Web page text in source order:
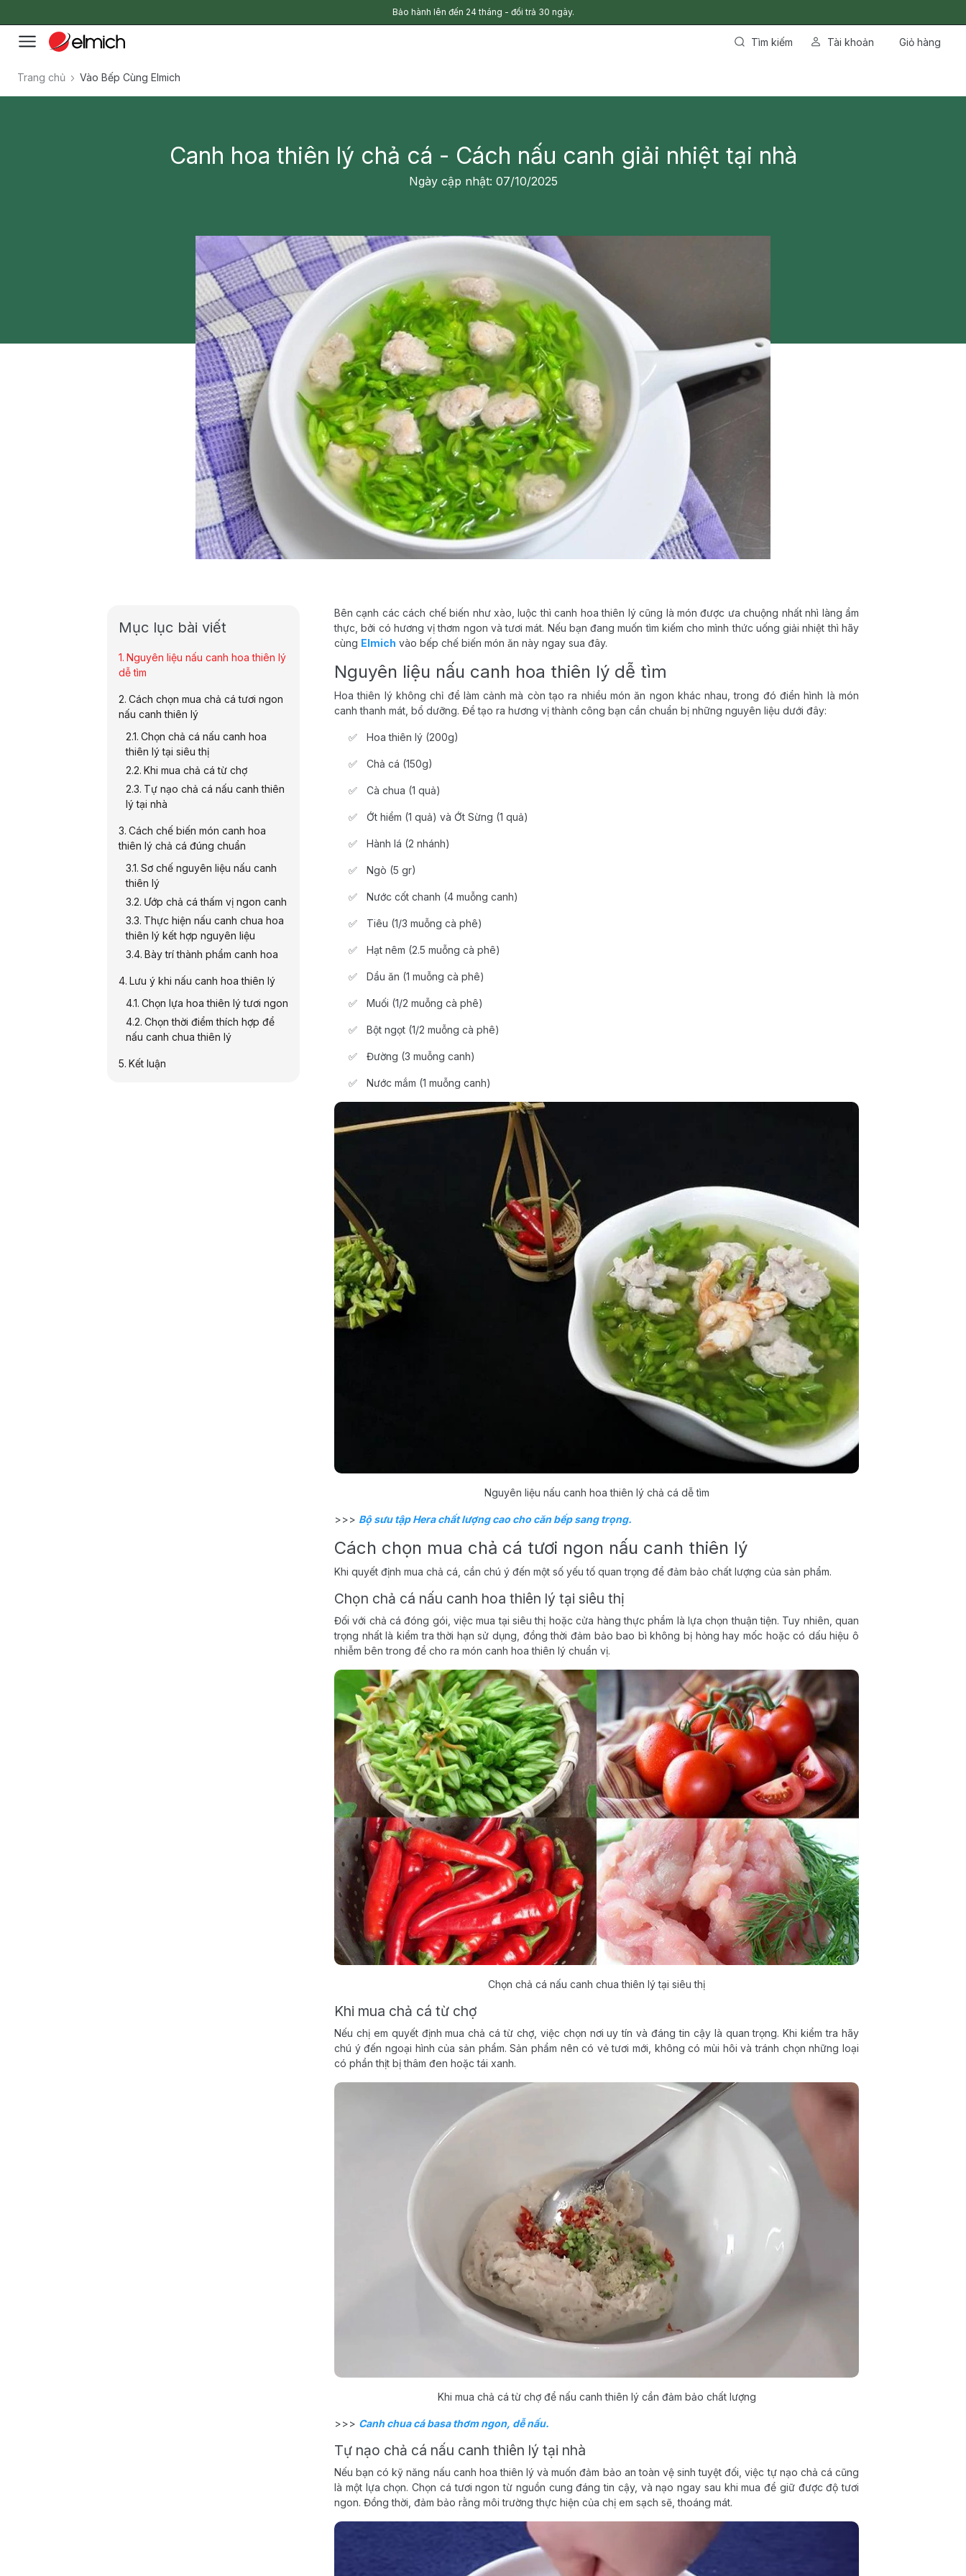
Bảo hành lên đến 24 tháng - đổi trả 30 ngày.
Tìm kiếm Tài khoản Giỏ hàng
Trang chủ Vào Bếp Cùng Elmich
Canh hoa thiên lý chả cá - Cách nấu canh giải nhiệt tại nhà
Ngày cập nhật: 07/10/2025
Bên cạnh các cách chế biến như xào, luộc thì canh hoa thiên lý cũng là món được ưa chuộng nhất nhì làng ẩm
thực, bởi có hương vị thơm ngon và tươi mát. Nếu bạn đang muốn tìm kiếm cho mình thức uống giải nhiệt thì hãy
cùng Elmich vào bếp chế biến món ăn này ngay sua đây.
Nguyên liệu nấu canh hoa thiên lý dễ tìm
Hoa thiên lý không chỉ để làm cảnh mà còn tạo ra nhiều món ăn ngon khác nhau, trong đó điển hình là món
canh thanh mát, bổ dưỡng. Để tạo ra hương vị thành công bạn cần chuẩn bị những nguyên liệu dưới đây:
Hoa thiên lý (200g)
Chả cá (150g)
Cà chua (1 quả)
Ớt hiểm (1 quả) và Ớt Sừng (1 quả)
Hành lá (2 nhánh)
Ngò (5 gr)
Nước cốt chanh (4 muỗng canh)
Tiêu (1/3 muỗng cà phê)
Hạt nêm (2.5 muỗng cà phê)
Dầu ăn (1 muỗng cà phê)
Muối (1/2 muỗng cà phê)
Bột ngọt (1/2 muỗng cà phê)
Đường (3 muỗng canh)
Nước mắm (1 muỗng canh)
Nguyên liệu nấu canh hoa thiên lý chả cá dễ tìm
>>> Bộ sưu tập Hera chất lượng cao cho căn bếp sang trọng.
Cách chọn mua chả cá tươi ngon nấu canh thiên lý
Khi quyết định mua chả cá, cần chú ý đến một số yếu tố quan trọng để đảm bảo chất lượng của sản phẩm.
Chọn chả cá nấu canh hoa thiên lý tại siêu thị
Đối với chả cá đóng gói, việc mua tại siêu thị hoặc cửa hàng thực phẩm là lựa chọn thuận tiện. Tuy nhiên, quan
trọng nhất là kiểm tra thời hạn sử dụng, đồng thời đảm bảo bao bì không bị hỏng hay mốc hoặc có dấu hiệu ô
nhiễm bên trong để cho ra món canh hoa thiên lý chuẩn vị.
Chọn chả cá nấu canh chua thiên lý tại siêu thị
Khi mua chả cá từ chợ
Nếu chị em quyết định mua chả cá từ chợ, việc chọn nơi uy tín và đáng tin cậy là quan trọng. Khi kiểm tra hãy
chú ý đến ngoại hình của sản phẩm. Sản phẩm nên có vẻ tươi mới, không có mùi hôi và tránh chọn những loại
có phần thịt bị thâm đen hoặc tái xanh.
Khi mua chả cá từ chợ để nấu canh thiên lý cần đảm bảo chất lượng
>>> Canh chua cá basa thơm ngon, dễ nấu.
Tự nạo chả cá nấu canh thiên lý tại nhà
Nếu bạn có kỹ năng nấu canh hoa thiên lý và muốn đảm bảo an toàn vệ sinh tuyệt đối, việc tự nạo chả cá cũng
là một lựa chọn. Chọn cá tươi ngon từ nguồn cung đáng tin cậy, và nạo ngay sau khi mua để giữ được độ tươi
ngon. Đồng thời, đảm bảo rằng môi trường thực hiện của chị em sạch sẽ, thoáng mát.
Mục lục bài viết
Nguyên liệu nấu canh hoa thiên lý
dễ tìm
Cách chọn mua chả cá tươi ngon
nấu canh thiên lý
Chọn chả cá nấu canh hoa
thiên lý tại siêu thị
Khi mua chả cá từ chợ
Tự nạo chả cá nấu canh thiên
lý tại nhà
Cách chế biến món canh hoa
thiên lý chả cá đúng chuẩn
Sơ chế nguyên liệu nấu canh
thiên lý
Ướp chả cá thấm vị ngon canh
Thực hiện nấu canh chua hoa
thiên lý kết hợp nguyên liệu
Bày trí thành phẩm canh hoa
Lưu ý khi nấu canh hoa thiên lý
Chọn lựa hoa thiên lý tươi ngon
Chọn thời điểm thích hợp để
nấu canh chua thiên lý
Kết luận